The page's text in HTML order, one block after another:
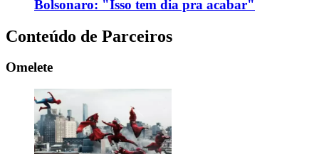
Bolsonaro: "Isso tem dia pra acabar"
Conteúdo de Parceiros
Omelete